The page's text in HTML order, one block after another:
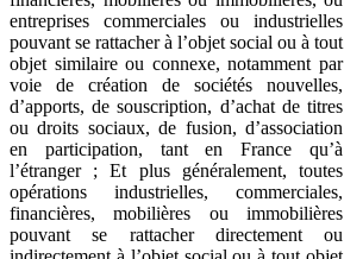
entreprises commerciales ou industrielles
pouvant se rattacher à l’objet social ou à tout
objet similaire ou connexe, notamment par
voie de création de sociétés nouvelles,
d’apports, de souscription, d’achat de titres
ou droits sociaux, de fusion, d’association
en participation, tant en France qu’à
l’étranger ; Et plus généralement, toutes
opérations industrielles, commerciales,
financières, mobilières ou immobilières
pouvant se rattacher directement ou